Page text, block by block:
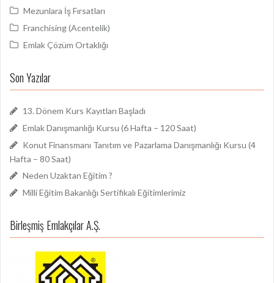
Mezunlara İş Fırsatları
Franchising (Acentelik)
Emlak Çözüm Ortaklığı
Son Yazılar
13. Dönem Kurs Kayıtları Başladı
Emlak Danışmanlığı Kursu (6 Hafta – 120 Saat)
Konut Finansmanı Tanıtım ve Pazarlama Danışmanlığı Kursu (4
Hafta – 80 Saat)
Neden Uzaktan Eğitim ?
Milli Eğitim Bakanlığı Sertifikalı Eğitimlerimiz
Birleşmiş Emlakçılar A.Ş.